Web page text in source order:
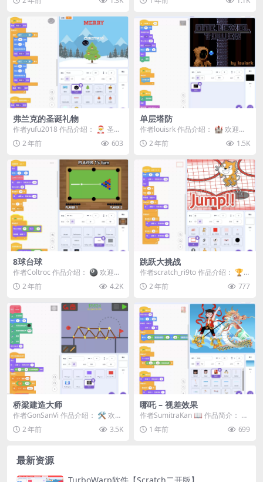
者》！...
弗兰克的圣诞礼物
作者yufu2018 作品介绍： 🎅 圣诞
节到了，弗兰克也在等待礼物的到
来！ 🎁...
2 年前 603
单层塔防
作者louisrk 作品介绍： 🏰 欢迎来
到《单层塔防》！ 这是一款为 Pix
e... 2 年前 1.5K
8球台球
作者Coltroc 作品介绍： 🎱 欢迎来
到经典8球台球！ 🌟 在这款台球游
戏中...2 年前 4.2K
跳跃大挑战
作者scratch_ri9to 作品介绍： 🏆
挑战你的极限！ 🎮 在《跳跃大挑...
2 年前 777
桥梁建造大师
作者GonSanVi 作品介绍： 🛠️ 欢迎
来到《桥梁建造大师》！ 🌉 在这
款益...2 年前 3.5K
哪吒 – 视差效果
作者SumitraKan 📖 作品简介：​ 这
是一款以哪吒为主题的 Scratc...
1 年前 699
最新资源